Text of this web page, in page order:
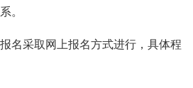
。
名采取网上报名方式进行，具体程